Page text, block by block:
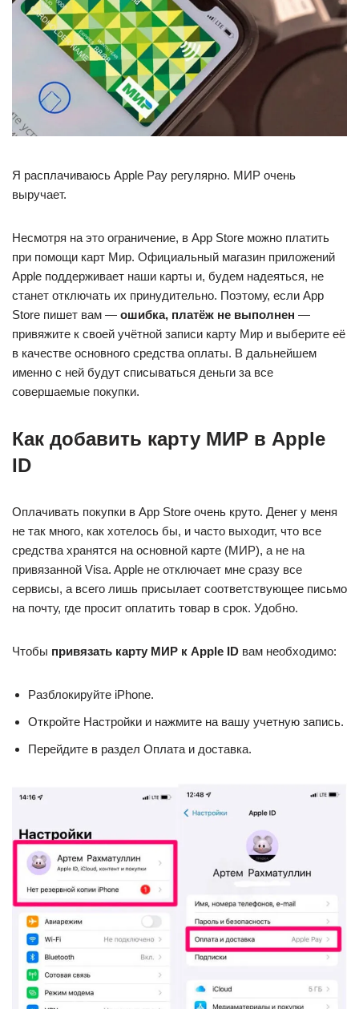
Я расплачиваюсь Apple Pay регулярно. МИР очень
выручает.
Несмотря на это ограничение, в App Store можно платить
при помощи карт Мир. Официальный магазин приложений
Apple поддерживает наши карты и, будем надеяться, не
станет отключать их принудительно. Поэтому, если App
Store пишет вам — ошибка, платёж не выполнен —
привяжите к своей учётной записи карту Мир и выберите её
в качестве основного средства оплаты. В дальнейшем
именно с ней будут списываться деньги за все
совершаемые покупки.
Как добавить карту МИР в Apple
ID
Оплачивать покупки в App Store очень круто. Денег у меня
не так много, как хотелось бы, и часто выходит, что все
средства хранятся на основной карте (МИР), а не на
привязанной Visa. Apple не отключает мне сразу все
сервисы, а всего лишь присылает соответствующее письмо
на почту, где просит оплатить товар в срок. Удобно.
Чтобы привязать карту МИР к Apple ID вам необходимо:
Разблокируйте iPhone.
Откройте Настройки и нажмите на вашу учетную запись.
Перейдите в раздел Оплата и доставка.